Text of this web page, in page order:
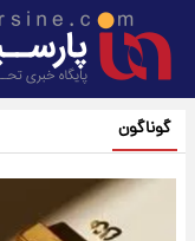
گوناگون